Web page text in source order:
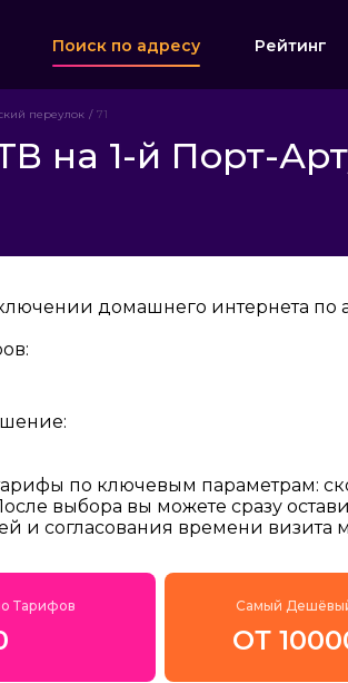
Поиск по адресу Рейтинг
переулок 71
на 1-й Порт-
домашнего интернета по
по ключевым параметрам:
выбора вы можете сразу
и согласования времени визита
Тарифов Самый
ОТ